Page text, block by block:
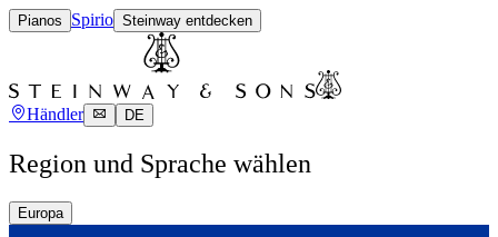
Pianos Spirio Steinway entdecken
Händler DE
Region und Sprache wählen
Europa